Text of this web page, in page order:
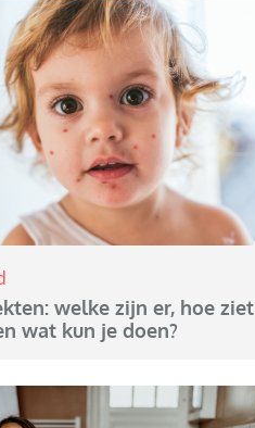
welke zijn er, hoe ziet
wat kun je doen?